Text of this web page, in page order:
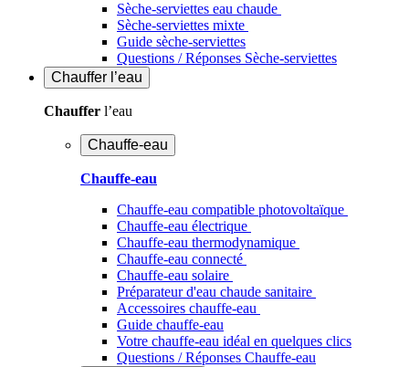
Sèche-serviettes eau chaude
Sèche-serviettes mixte
Guide sèche-serviettes
Questions / Réponses Sèche-serviettes
Chauffer l’eau
Chauffer l’eau
Chauffe-eau
Chauffe-eau
Chauffe-eau compatible photovoltaïque
Chauffe-eau électrique
Chauffe-eau thermodynamique
Chauffe-eau connecté
Chauffe-eau solaire
Préparateur d'eau chaude sanitaire
Accessoires chauffe-eau
Guide chauffe-eau
Votre chauffe-eau idéal en quelques clics
Questions / Réponses Chauffe-eau